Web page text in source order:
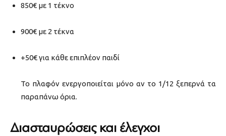
850€ με 1 τέκνο
900€ με 2 τέκνα
+50€ για κάθε επιπλέον παιδί
Το πλαφόν ενεργοποιείται μόνο αν το 1/12 ξεπερνά τα
παραπάνω όρια.
Διασταυρώσεις και έλεγχοι